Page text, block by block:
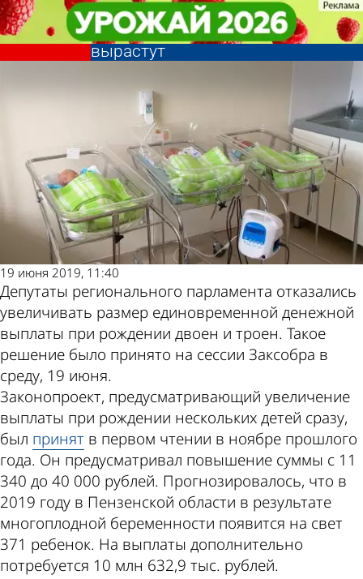
В Пензенской области выплаты
при рождении двоен и троен не
вырастут
Общество
19 июня 2019, 11:40
Депутаты регионального парламента отказались
увеличивать размер единовременной денежной
выплаты при рождении двоен и троен. Такое
решение было принято на сессии Заксобра в
среду, 19 июня.
Законопроект, предусматривающий увеличение
выплаты при рождении нескольких детей сразу,
был принят в первом чтении в ноябре прошлого
года. Он предусматривал повышение суммы с 11
340 до 40 000 рублей. Прогнозировалось, что в
2019 году в Пензенской области в результате
многоплодной беременности появится на свет
371 ребенок. На выплаты дополнительно
потребуется 10 млн 632,9 тыс. рублей.
В Пензенской области выплаты
при рождении двоен и троен не
вырастут
Общество
Другие
новости по
теме
Погода и
курсы валют в
Пензе